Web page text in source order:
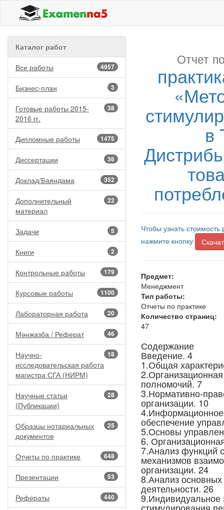
Каталог работ
4957
Все работы
3
Бизнес-план
38
Готовые работы 2015-
2016 гг.
1475
Дипломные работы
36
Диссертации
352
Доклад/Баяндама
22
Дополнительный
материал
5
Задачи
2
Книги
179
Контрольные работы
1100
Курсовые работы
20
Лабораторная работа
46
Мәнжазба / Реферат
18
Научно-
исследовательская работа
магистра СГА (НИРМ)
28
Научные статьи
(Публикации)
25
Образцы нотариальных
документов
648
Отчеты по практике
53
Презентации
440
Рефераты
Отчет
в
Чтобы узнать
нажмите кнопку
Предмет:
Менеджмент
Тип работы:
Отчеты по практике
Количество страниц:
47
Содержание
Введение. 4
1.Общая
полномочий. 7
3.Нормативно-
организации. 10
4.Информационное
обеспечение
5.Основы
6.
7.Анализ функций
механизмов
организации. 24
8.Анализ
деятельности. 26
9.Индивидуальное